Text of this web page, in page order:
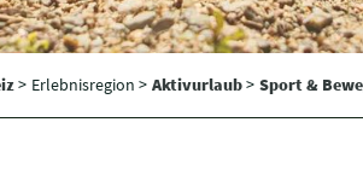
> Erlebnisregion > Aktivurlaub> Sport &